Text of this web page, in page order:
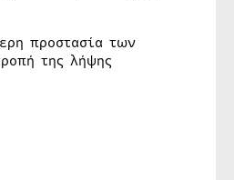
προστασία των
της λήψης